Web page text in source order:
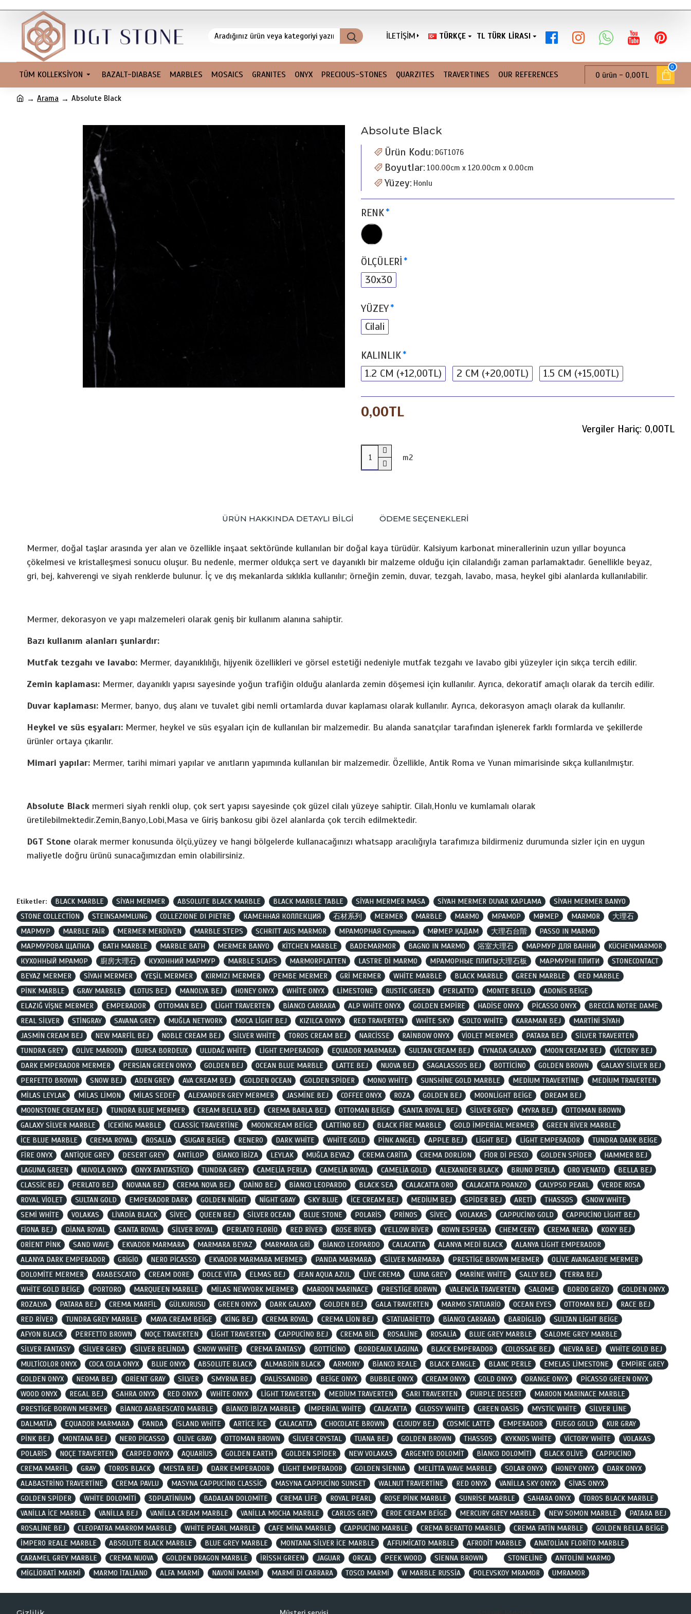
İLETİŞİM TÜRKÇE TL TÜRK LIRASI
TÜM KOLLEKSİYON BAZALT-DIABASE MARBLES MOSAICS GRANITES ONYX PRECIOUS-STONES QUARZITES TRAVERTINES OUR REFERENCES 0 ürün - 0,00TL
0
Arama Absolute Black
Absolute Black
Ürün Kodu: DGT1076
Boyutlar: 100.00cm x 120.00cm x 0.00cm
Yüzey: Honlu
0,00TL
Vergiler Hariç: 0,00TL
RENK
ÖLÇÜLERİ
30x30
YÜZEY
Cilali
KALINLIK
1.2 CM (+12,00TL) 2 CM (+20,00TL) 1.5 CM (+15,00TL)
m2
ÜRÜN HAKKINDA DETAYLI BİLGİ ÖDEME SEÇENEKLERİ
Mermer, doğal taşlar arasında yer alan ve özellikle inşaat sektöründe kullanılan bir doğal kaya türüdür. Kalsiyum karbonat minerallerinin uzun yıllar boyunca
çökelmesi ve kristalleşmesi sonucu oluşur. Bu nedenle, mermer oldukça sert ve dayanıklı bir malzeme olduğu için cilalandığı zaman parlamaktadır. Genellikle beyaz,
gri, bej, kahverengi ve siyah renklerde bulunur. İç ve dış mekanlarda sıklıkla kullanılır; örneğin zemin, duvar, tezgah, lavabo, masa, heykel gibi alanlarda kullanılabilir.
Mermer, dekorasyon ve yapı malzemeleri olarak geniş bir kullanım alanına sahiptir.
Bazı kullanım alanları şunlardır:
Mutfak tezgahı ve lavabo: Mermer, dayanıklılığı, hijyenik özellikleri ve görsel estetiği nedeniyle mutfak tezgahı ve lavabo gibi yüzeyler için sıkça tercih edilir.
Zemin kaplaması: Mermer, dayanıklı yapısı sayesinde yoğun trafiğin olduğu alanlarda zemin döşemesi için kullanılır. Ayrıca, dekoratif amaçlı olarak da tercih edilir.
Duvar kaplaması: Mermer, banyo, duş alanı ve tuvalet gibi nemli ortamlarda duvar kaplaması olarak kullanılır. Ayrıca, dekorasyon amaçlı olarak da kullanılır.
Heykel ve süs eşyaları: Mermer, heykel ve süs eşyaları için de kullanılan bir malzemedir. Bu alanda sanatçılar tarafından işlenerek farklı formlarda ve şekillerde
ürünler ortaya çıkarılır.
Mimari yapılar: Mermer, tarihi mimari yapılar ve anıtların yapımında kullanılan bir malzemedir. Özellikle, Antik Roma ve Yunan mimarisinde sıkça kullanılmıştır.
Absolute Black mermeri siyah renkli olup, çok sert yapısı sayesinde çok güzel cilalı yüzeye sahiptir. Cilalı,Honlu ve kumlamalı olarak
üretilebilmektedir.Zemin,Banyo,Lobi,Masa ve Giriş bankosu gibi özel alanlarda çok tercih edilmektedir.
DGT Stone olarak mermer konusunda ölçü,yüzey ve hangi bölgelerde kullanacağınızı whatsapp aracılığıyla tarafımıza bildirmeniz durumunda sizler için en uygun
maliyetle doğru ürünü sunacağımızdan emin olabilirsiniz.
Etiketler: BLACK MARBLE SİYAH MERMER ABSOLUTE BLACK MARBLE BLACK MARBLE TABLE SİYAH MERMER MASA SİYAH MERMER DUVAR KAPLAMA
SİYAH MERMER BANYO
STONE COLLECTİON
STEINSAMMLUNG COLLEZIONE DI PIETRE КАМЕННАЯ КОЛЛЕКЦИЯ 石材系列 MERMER MARBLE MARMO МРАМОР МӘРМЕР MARMOR
大理石
МАРМУР
MARBLE FAİR MERMER MERDİVEN MARBLE STEPS SCHRITT AUS MARMOR МРАМОРНАЯ Ступенька МӘРМЕР ҚАДАМ 大理石台階
PASSO IN MARMO
МАРМУРОВА ЩАПКА
BATH MARBLE MARBLE BATH MERMER BANYO KİTCHEN MARBLE BADEMARMOR BAGNO IN MARMO 浴室大理石 МАРМУР ДЛЯ ВАННИ
KÜCHENMARMOR
КУХОННЫЙ МРАМОР
廚房大理石 КУХОННИЙ МАРМУР MARBLE SLAPS MARMORPLATTEN LASTRE Dİ MARMO МРАМОРНЫЕ ПЛИТЫ大理石板 МАРМУРНІ ПЛИТИ
STONECONTACT
BEYAZ MERMER
SİYAH MERMER YEŞİL MERMER KIRMIZI MERMER PEMBE MERMER GRİ MERMER WHİTE MARBLE BLACK MARBLE GREEN MARBLE
RED MARBLE
PİNK MARBLE
GRAY MARBLE LOTUS BEJ MANOLYA BEJ HONEY ONYX WHİTE ONYX LİMESTONE RUSTİC GREEN PERLATTO MONTE BELLO
ADONİS BEİGE
ELAZIĞ VİŞNE MERMER
EMPERADOR OTTOMAN BEJ LİGHT TRAVERTEN BİANCO CARRARA ALP WHİTE ONYX GOLDEN EMPİRE HADİSE ONYX PİCASSO ONYX
BRECCİA NOTRE DAME
REAL SİLVER
STİNGRAY SAVANA GREY MUĞLA NETWORK MOCA LİGHT BEJ KIZILCA ONYX RED TRAVERTEN WHİTE SKY SOLTO WHİTE KARAMAN BEJ
MARTİNİ SİYAH
JASMİN CREAM BEJ
NEW MARFİL BEJ NOBLE CREAM BEJ SİLVER WHİTE TOROS CREAM BEJ NARCİSSE RAİNBOW ONYX VİOLET MERMER PATARA BEJ
SİLVER TRAVERTEN
TUNDRA GREY
OLİVE MAROON BURSA BORDEUX ULUDAĞ WHİTE LİGHT EMPERADOR EQUADOR MARMARA SULTAN CREAM BEJ TYNADA GALAXY MOON CREAM BEJ
VİCTORY BEJ
DARK EMPERADOR MERMER
PERSİAN GREEN ONYX GOLDEN BEJ OCEAN BLUE MARBLE LATTE BEJ NUOVA BEJ SAGALASSOS BEJ BOTTİCİNO GOLDEN BROWN
GALAXY SİLVER BEJ
PERFETTO BROWN
SNOW BEJ ADEN GREY AVA CREAM BEJ GOLDEN OCEAN GOLDEN SPİDER MONO WHİTE SUNSHİNE GOLD MARBLE MEDİUM TRAVERTİNE
MEDİUM TRAVERTEN
MİLAS LEYLAK
MİLAS LİMON MİLAS SEDEF ALEXANDER GREY MERMER JASMİNE BEJ COFFEE ONYX ROZA GOLDEN BEJ MOONLİGHT BEİGE
DREAM BEJ
MOONSTONE CREAM BEJ
TUNDRA BLUE MERMER CREAM BELLA BEJ CREMA BARLA BEJ OTTOMAN BEİGE SANTA ROYAL BEJ SİLVER GREY MYRA BEJ
OTTOMAN BROWN
GALAXY SİLVER MARBLE
İCEKİNG MARBLE CLASSİC TRAVERTİNE MOONCREAM BEİGE LATTİNO BEJ BLACK FİRE MARBLE GOLD İMPERİAL MERMER
GREEN RİVER MARBLE
İCE BLUE MARBLE
CREMA ROYAL ROSALİA SUGAR BEİGE RENERO DARK WHİTE WHİTE GOLD PİNK ANGEL APPLE BEJ LİGHT BEJ LİGHT EMPERADOR
TUNDRA DARK BEİGE
FİRE ONYX
ANTİQUE GREY DESERT GREY ANTİLOP BİANCO İBİZA LEYLAK MUĞLA BEYAZ CREMA CARİTA CREMA DORLİON FİOR Dİ PESCO GOLDEN SPİDER
HAMMER BEJ
LAGUNA GREEN
NUVOLA ONYX ONYX FANTASTİCO TUNDRA GREY CAMELİA PERLA CAMELİA ROYAL CAMELİA GOLD ALEXANDER BLACK BRUNO PERLA ORO VENATO
BELLA BEJ
CLASSİC BEJ
PERLATO BEJ NOVANA BEJ CREMA NOVA BEJ DAİNO BEJ BİANCO LEOPARDO BLACK SEA CALACATTA ORO CALACATTA POANZO CALYPSO PEARL
VERDE ROSA
ROYAL VİOLET
SULTAN GOLD EMPERADOR DARK GOLDEN NİGHT NİGHT GRAY SKY BLUE İCE CREAM BEJ MEDİUM BEJ SPİDER BEJ ARETİ THASSOS
SNOW WHİTE
SEMİ WHİTE
VOLAKAS LİVADİA BLACK SİVEC QUEEN BEJ SİLVER OCEAN BLUE STONE POLARİS PRİNOS SİVEC VOLAKAS CAPPUCİNO GOLD
CAPPUCİNO LİGHT BEJ
FİONA BEJ
DİANA ROYAL SANTA ROYAL SİLVER ROYAL PERLATO FLORİO RED RİVER ROSE RİVER YELLOW RİVER ROWN ESPERA CHEM CERY CREMA NERA
KOKY BEJ
ORİENT PİNK
SAND WAVE EKVADOR MARMARA MARMARA BEYAZ MARMARA GRİ BİANCO LEOPARDO CALACATTA ALANYA MEDİ BLACK
ALANYA LİGHT EMPERADOR
ALANYA DARK EMPERADOR
GRİGİO NERO PİCASSO EKVADOR MARMARA MERMER PANDA MARMARA SİLVER MARMARA PRESTİGE BROWN MERMER
OLİVE AVANGARDE MERMER
DOLOMİTE MERMER
ARABESCATO CREAM DORE DOLCE VİTA ELMAS BEJ JEAN AQUA AZUL LİVE CREMA LUNA GREY MARİNE WHİTE SALLY BEJ
TERRA BEJ
WHİTE GOLD BEİGE
PORTORO MARQUEEN MARBLE MİLAS NEWYORK MERMER MAROON MARINACE PRESTİGE BORWN VALENCİA TRAVERTEN SALOME BORDO GRİZO
GOLDEN ONYX
ROZALYA
PATARA BEJ CREMA MARFİL GÜLKURUSU GREEN ONYX DARK GALAXY GOLDEN BEJ GALA TRAVERTEN MARMO STATUARİO OCEAN EYES OTTOMAN BEJ
RACE BEJ
RED RİVER
TUNDRA GREY MARBLE MAYA CREAM BEİGE KİNG BEJ CREMA ROYAL CREMA LİON BEJ STATUARİETTO BİANCO CARRARA BARDİGLİO
SULTAN LİGHT BEİGE
AFYON BLACK
PERFETTO BROWN NOÇE TRAVERTEN LİGHT TRAVERTEN CAPPUCİNO BEJ CREMA BİL ROSALİNE ROSALİA BLUE GREY MARBLE
SALOME GREY MARBLE
SİLVER FANTASY
SİLVER GREY SİLVER BELİNDA SNOW WHİTE CREMA FANTASY BOTTİCİNO BORDEAUX LAGUNA BLACK EMPERADOR COLOSSAE BEJ NEVRA BEJ
WHİTE GOLD BEJ
MULTİCOLOR ONYX
COCA COLA ONYX BLUE ONYX ABSOLUTE BLACK ALMABDİN BLACK ARMONY BİANCO REALE BLACK EANGLE BLANC PERLE EMELAS LİMESTONE
EMPİRE GREY
GOLDEN ONYX
NEOMA BEJ ORİENT GRAY SİLVER SMYRNA BEJ PALİSSANDRO BEİGE ONYX BUBBLE ONYX CREAM ONYX GOLD ONYX ORANGE ONYX
PİCASSO GREEN ONYX
WOOD ONYX
REGAL BEJ SAHRA ONYX RED ONYX WHİTE ONYX LİGHT TRAVERTEN MEDİUM TRAVERTEN SARI TRAVERTEN PURPLE DESERT
MAROON MARINACE MARBLE
PRESTİGE BORWN MERMER
BİANCO ARABESCATO MARBLE BİANCO İBİZA MARBLE İMPERİAL WHİTE CALACATTA GLOSSY WHİTE GREEN OASİS MYSTİC WHİTE
SİLVER LİNE
DALMATİA
EQUADOR MARMARA PANDA İSLAND WHİTE ARTİCE İCE CALACATTA CHOCOLATE BROWN CLOUDY BEJ COSMİC LATTE EMPERADOR FUEGO GOLD
KUR GRAY
PİNK BEJ
MONTANA BEJ NERO PİCASSO OLİVE GRAY OTTOMAN BROWN SİLVER CRYSTAL TUANA BEJ GOLDEN BROWN THASSOS KYKNOS WHİTE VİCTORY WHİTE
VOLAKAS
POLARİS
NOÇE TRAVERTEN CARPED ONYX AQUARİUS GOLDEN EARTH GOLDEN SPİDER NEW VOLAKAS ARGENTO DOLOMİT BİANCO DOLOMİTİ BLACK OLİVE
CAPPUCİNO
CREMA MARFİL
GRAY TOROS BLACK MESTA BEJ DARK EMPERADOR LİGHT EMPERADOR GOLDEN SİENNA MELİTTA WAVE MARBLE SOLAR ONYX HONEY ONYX
DARK ONYX
ALABASTRİNO TRAVERTİNE
CREMA PAVLU MASYNA CAPPUCİNO CLASSİC MASYNA CAPPUCİNO SUNSET WALNUT TRAVERTİNE RED ONYX VANİLLA SKY ONYX
SİVAS ONYX
GOLDEN SPİDER
WHİTE DOLOMİTİ 3DPLATİNİUM BADALAN DOLOMİTE CREMA LİFE ROYAL PEARL ROSE PİNK MARBLE SUNRİSE MARBLE SAHARA ONYX
TOROS BLACK MARBLE
VANİLLA İCE MARBLE
VANİLLA BEJ VANİLLA CREAM MARBLE VANİLLA MOCHA MARBLE CARLOS GREY EROE CREAM BEİGE MERCURY GREY MARBLE NEW SOMON MARBLE
PATARA BEJ
ROSALİNE BEJ
CLEOPATRA MARROM MARBLE WHİTE PEARL MARBLE CAFE MİNA MARBLE CAPPUCİNO MARBLE CREMA BERATTO MARBLE CREMA FATİN MARBLE
GOLDEN BELLA BEİGE
İMPERO REALE MARBLE
ABSOLUTE BLACK MARBLE BLUE GREY MARBLE MONTANA SİLVER İCE MARBLE AFFUMİCATO MARBLE AFRODİT MARBLE
ANATOLİAN FLORİTO MARBLE
CARAMEL GREY MARBLE
CREMA NUOVA GOLDEN DRAGON MARBLE İRİSSH GREEN JAGUAR ORCAL PEEK WOOD SİENNA BROWN STONELİNE
ANTOLİNİ MARMO
MİGLİORATİ MARMİ
MARMO İTALİANO ALFA MARMİ NAVONİ MARMİ MARMİ Dİ CARRARA TOSCO MARMİ W MARBLE RUSSİA POLEVSKOY MRAMOR UMRAMOR